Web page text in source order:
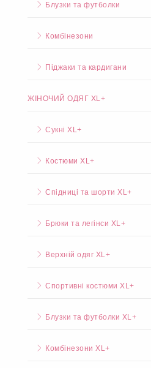
Блузки та футболки
Комбінезони
Піджаки та кардигани
ЖІНОЧИЙ ОДЯГ XL+
Сукні XL+
Костюми XL+
Спідниці та шорти XL+
Брюки та легінси XL+
Верхній одяг XL+
Спортивні костюми XL+
Блузки та футболки XL+
Комбінезони XL+